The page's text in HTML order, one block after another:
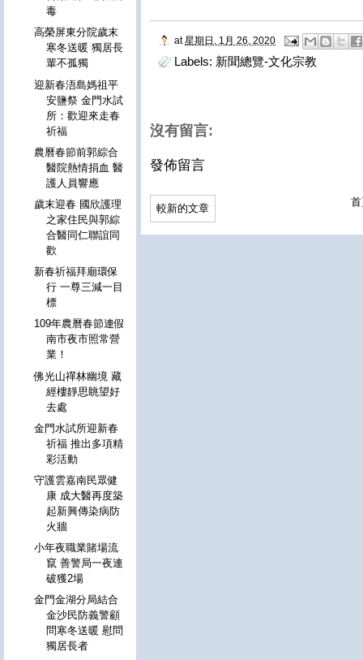
at 星期日, 1月 26, 2020
Labels: 新聞總覽-文化宗教
沒有留言:
發佈留言
較新的文章
毒
高榮屏東分院歲末
寒冬送暖 獨居長
輩不孤獨
迎新春浯島媽祖平
安鹽祭 金門水試
所：歡迎來走春
祈福
農曆春節前郭綜合
醫院熱情捐血 醫
護人員響應
歲末迎春 國欣護理
之家住民與郭綜
合醫同仁聯誼同
歡
新春祈福拜廟環保
行 一尊三減一目
標
109年農曆春節連假
南市夜市照常營
業！
佛光山禪林幽境 藏
經樓靜思眺望好
去處
金門水試所迎新春
祈福 推出多項精
彩活動
守護雲嘉南民眾健
康 成大醫再度築
起新興傳染病防
火牆
小年夜職業賭場流
竄 善警局一夜連
破獲2場
金門金湖分局結合
金沙民防義警顧
問寒冬送暖 慰問
獨居長者